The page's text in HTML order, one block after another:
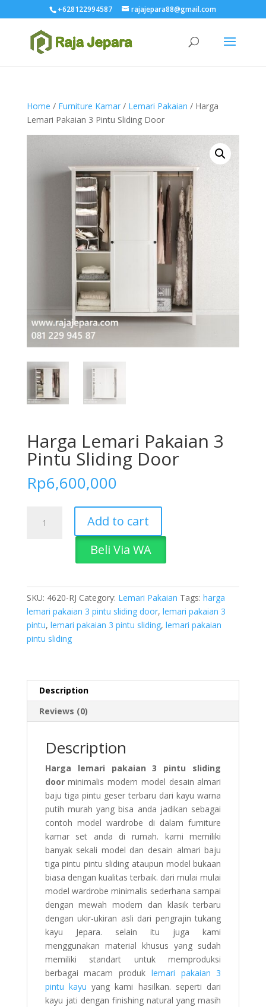
+628122994587 rajajepara88@gmail.com
Home / Furniture Kamar/ Lemari Pakaian / Harga
Lemari Pakaian 3 Pintu Sliding Door
Harga Lemari Pakaian 3
Pintu Sliding Door
Rp6,600,000
Lemari
Door
quantity
Add to cart
Beli Via WA
SKU: 4620-RJ Category: Lemari Pakaian Tags: harga
lemari pakaian 3 pintu sliding door, lemari pakaian 3
pintu, lemari pakaian 3 pintu sliding, lemari pakaian
pintu sliding
Description
Reviews (0)
Description
Harga lemari pakaian 3 pintu sliding
doorminimalis modern model desain almari
baju tiga pintu geser terbaru dari kayu warna
putih murah yang bisa anda jadikan sebagai
contoh model wardrobe di dalam furniture
kamar set anda di rumah. kami memiliki
banyak sekali model dan desain almari baju
tiga pintu pintu sliding ataupun model bukaan
biasa dengan kualitas terbaik. dari mulai mulai
model wardrobe minimalis sederhana sampai
dengan mewah modern dan klasik terbaru
dengan ukir-ukiran asli dari pengrajin tukang
kayu Jepara. selain itu juga kami
menggunakan material khusus yang sudah
memiliki standart untuk memproduksi
berbagai macam produk lemari pakaian 3
pintu kayu yang kami hasilkan. seperti dari
kayu jati dengan finishing natural yang masih